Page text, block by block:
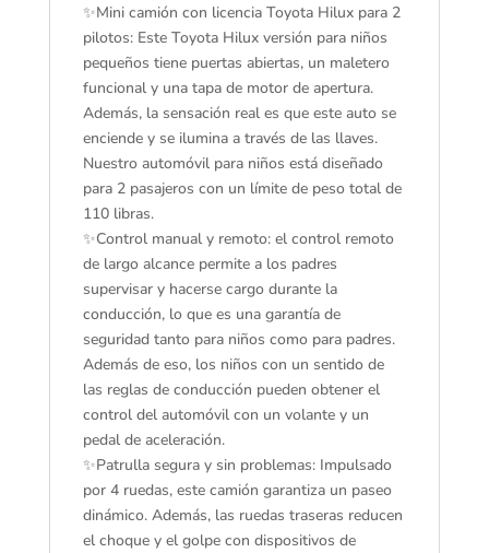
✨Mini camión con licencia Toyota Hilux para 2
pilotos: Este Toyota Hilux versión para niños
pequeños tiene puertas abiertas, un maletero
funcional y una tapa de motor de apertura.
Además, la sensación real es que este auto se
enciende y se ilumina a través de las llaves.
Nuestro automóvil para niños está diseñado
para 2 pasajeros con un límite de peso total de
110 libras.
✨Control manual y remoto: el control remoto
de largo alcance permite a los padres
supervisar y hacerse cargo durante la
conducción, lo que es una garantía de
seguridad tanto para niños como para padres.
Además de eso, los niños con un sentido de
las reglas de conducción pueden obtener el
control del automóvil con un volante y un
pedal de aceleración.
✨Patrulla segura y sin problemas: Impulsado
por 4 ruedas, este camión garantiza un paseo
dinámico. Además, las ruedas traseras reducen
el choque y el golpe con dispositivos de